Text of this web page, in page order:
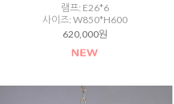
램프: E26*6
사이즈: W850*H600
620,000원